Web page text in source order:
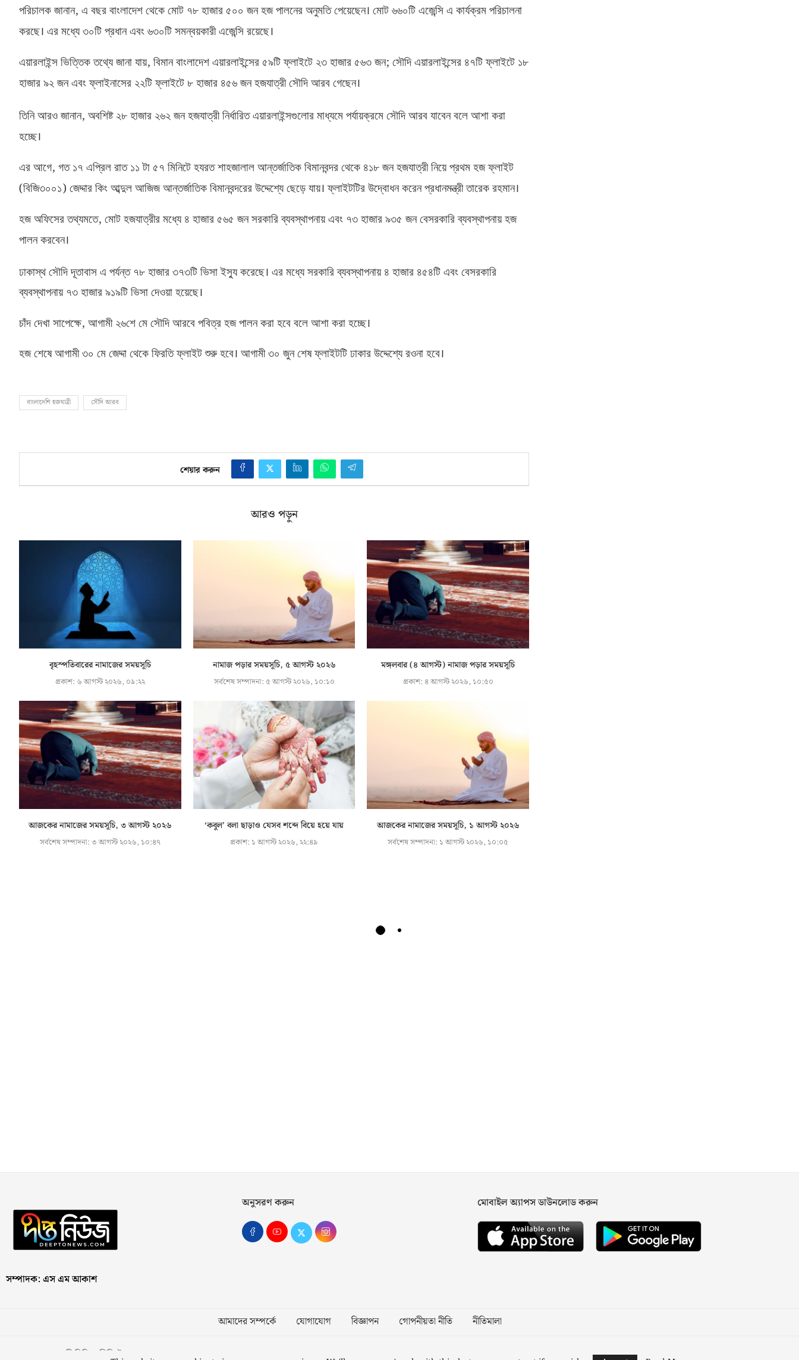
পরিচালক জানান, এ বছর বাংলাদেশ থেকে মোট ৭৮ হাজার ৫০০ জন হজ পালনের অনুমতি পেয়েছেন। মোট ৬৬০টি এজেন্সি এ কার্যক্রম পরিচালনা
করছে। এর মধ্যে ৩০টি প্রধান এবং ৬৩০টি সমন্বয়কারী এজেন্সি রয়েছে।
এয়ারলাইন্স ভিত্তিক তথ্যে জানা যায়, বিমান বাংলাদেশ এয়ারলাইন্সের ৫৯টি ফ্লাইটে ২৩ হাজার ৫৬৩ জন; সৌদি এয়ারলাইন্সের ৪৭টি ফ্লাইটে ১৮
হাজার ৯২ জন এবং ফ্লাইনাসের ২২টি ফ্লাইটে ৮ হাজার ৪৫৬ জন হজযাত্রী সৌদি আরব গেছেন।
তিনি আরও জানান, অবশিষ্ট ২৮ হাজার ২৬২ জন হজযাত্রী নির্ধারিত এয়ারলাইন্সগুলোর মাধ্যমে পর্যায়ক্রমে সৌদি আরব যাবেন বলে আশা করা
হচ্ছে।
এর আগে, গত ১৭ এপ্রিল রাত ১১ টা ৫৭ মিনিটে হযরত শাহজালাল আন্তর্জাতিক বিমানবন্দর থেকে ৪১৮ জন হজযাত্রী নিয়ে প্রথম হজ ফ্লাইট
(বিজি৩০০১) জেদ্দার কিং আব্দুল আজিজ আন্তর্জাতিক বিমানবন্দরের উদ্দেশ্যে ছেড়ে যায়। ফ্লাইটটির উদ্বোধন করেন প্রধানমন্ত্রী তারেক রহমান।
হজ অফিসের তথ্যমতে, মোট হজযাত্রীর মধ্যে ৪ হাজার ৫৬৫ জন সরকারি ব্যবস্থাপনায় এবং ৭৩ হাজার ৯৩৫ জন বেসরকারি ব্যবস্থাপনায় হজ
পালন করবেন।
ঢাকাস্থ সৌদি দূতাবাস এ পর্যন্ত ৭৮ হাজার ৩৭৩টি ভিসা ইস্যু করেছে। এর মধ্যে সরকারি ব্যবস্থাপনায় ৪ হাজার ৪৫৪টি এবং বেসরকারি
ব্যবস্থাপনায় ৭৩ হাজার ৯১৯টি ভিসা দেওয়া হয়েছে।
চাঁদ দেখা সাপেক্ষে, আগামী ২৬শে মে সৌদি আরবে পবিত্র হজ পালন করা হবে বলে আশা করা হচ্ছে।
হজ শেষে আগামী ৩০ মে জেদ্দা থেকে ফিরতি ফ্লাইট শুরু হবে। আগামী ৩০ জুন শেষ ফ্লাইটটি ঢাকার উদ্দেশ্যে রওনা হবে।
বাংলাদেশি হজযাত্রী সৌদি আরব
শেয়ার করুন
আরও পড়ুন
বৃহস্পতিবারের নামাজের সময়সূচি
প্রকাশ: ৬ আগস্ট ২০২৬, ০৯:২২
নামাজ পড়ার সময়সূচি, ৫ আগস্ট ২০২৬
সর্বশেষ সম্পাদনা: ৫ আগস্ট ২০২৬, ১০:১০
মঙ্গলবার (৪ আগস্ট) নামাজ পড়ার সময়সূচি
প্রকাশ: ৪ আগস্ট ২০২৬, ১০:৫০
আজকের নামাজের সময়সূচি, ৩ আগস্ট ২০২৬
সর্বশেষ সম্পাদনা:৩ আগস্ট ২০২৬, ১০:৪৭
‘কবুল’ বলা ছাড়াও যেসব শব্দে বিয়ে হয়ে যায়
প্রকাশ: ১ আগস্ট ২০২৬, ২২:৪৯
আজকের নামাজের সময়সূচি, ১ আগস্ট ২০২৬
সর্বশেষ সম্পাদনা: ১ আগস্ট ২০২৬, ১০:০৫
সম্পাদক: এস এম আকাশ
অনুসরণ করুন মোবাইল অ্যাপস ডাউনলোড করুন
আমাদের সম্পর্কে যোগাযোগ বিজ্ঞাপন গোপনীয়তা নীতি নীতিমালা
স্বত্ব © ২০২৩ কাজী মিডিয়া লিমিটেড Designed and Developed byNusratech Pte Ltd.